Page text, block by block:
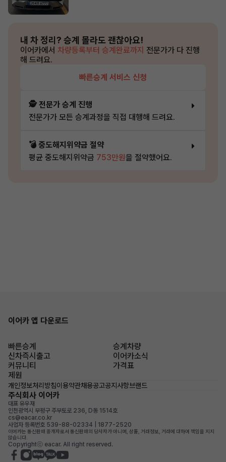
내 차 정리? 승계 몰라도 괜찮아요!
이어카에서 차량등록부터 승계완료까지 전문가가 다 진행
해 드려요.
빠른승계 서비스 신청
🕵️ 전문가 승계 진행
전문가가 모든 승계과정을 직접 대행해 드려요.
💣 중도해지위약금 절약
평균 중도해지위약금 753만원을 절약했어요.
이어카 앱 다운로드
빠른승계
승계차량
신차즉시출고
이어카소식
커뮤니티
가격표
제원
개인정보처리방침이용약관채용공고공지사항브랜드
주식회사 이어카
대표 유우재
인천광역시 부평구 주부토로 236, D동 1514호
cs@eacar.co.kr
사업자 등록번호 539-88-02334 | 1877-2520
이어카는 통신판매 중개자로서 통신판매의 당사자가 아니며, 상품, 거래정보, 거래에 대하여 책임을 지지
않습니다.
Copyrightⓒ eacar. All right reserved.